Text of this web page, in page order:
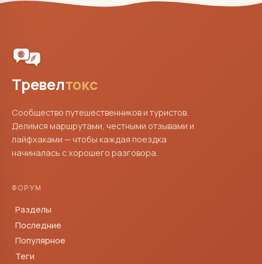
Тревелтокс
Сообщество путешественников и туристов.
Делимся маршрутами, честными отзывами и
лайфхаками — чтобы каждая поездка
начиналась с хорошего разговора.
ФОРУМ
Разделы
Последние
Популярное
Теги